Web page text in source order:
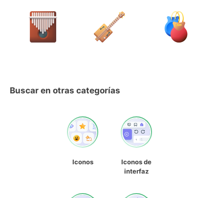
Buscar en otras categorías
Iconos
Iconos de
interfaz